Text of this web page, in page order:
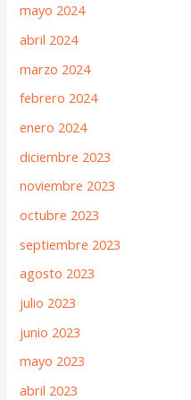
mayo 2024
abril 2024
marzo 2024
febrero 2024
enero 2024
diciembre 2023
noviembre 2023
octubre 2023
septiembre 2023
agosto 2023
julio 2023
junio 2023
mayo 2023
abril 2023